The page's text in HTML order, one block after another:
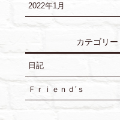
2022年1月
カテゴリー
日記
Ｆｒｉｅｎｄ’ｓ